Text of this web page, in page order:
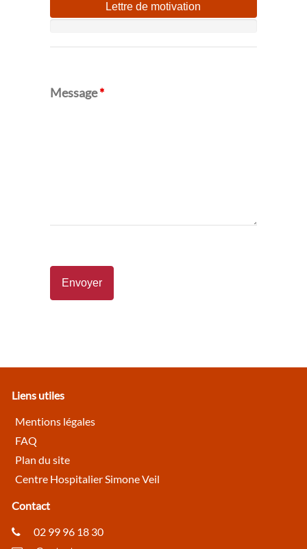
Lettre de motivation
Message*
Liens utiles
Mentions légales
FAQ
Plan du site
Centre Hospitalier Simone Veil
Contact
02 99 96 18 30